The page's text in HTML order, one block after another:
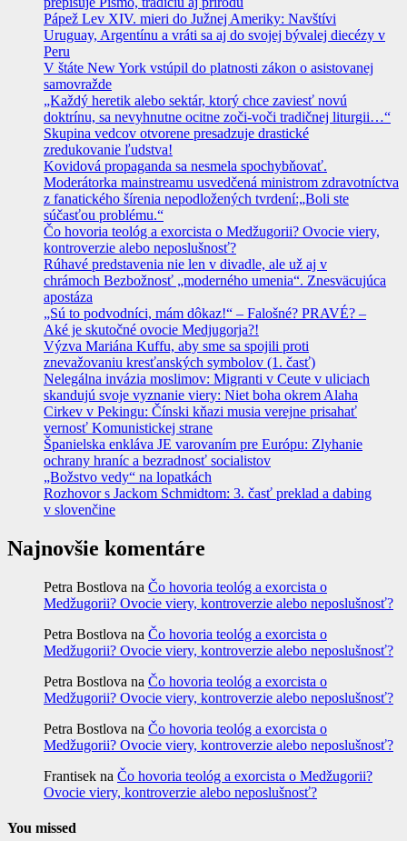
Pápež Lev XIV. mieri do Južnej Ameriky: Navštívi
Uruguay, Argentínu a vráti sa aj do svojej bývalej diecézy v
Peru
V štáte New York vstúpil do platnosti zákon o asistovanej
samovražde
„Každý heretik alebo sektár, ktorý chce zaviesť novú
doktrínu, sa nevyhnutne ocitne zoči-voči tradičnej liturgii…“
Skupina vedcov otvorene presadzuje drastické
zredukovanie ľudstva!
Kovidová propaganda sa nesmela spochybňovať.
Moderátorka mainstreamu usvedčená ministrom zdravotníctva
z fanatického šírenia nepodložených tvrdení:„Boli ste
súčasťou problému.“
Čo hovoria teológ a exorcista o Medžugorii? Ovocie viery,
kontroverzie alebo neposlušnosť?
Rúhavé predstavenia nie len v divadle, ale už aj v
chrámoch Bezbožnosť „moderného umenia“. Znesväcujúca
apostáza
„Sú to podvodníci, mám dôkaz!“ – Falošné? PRAVÉ? –
Aké je skutočné ovocie Medjugorja?!
Výzva Mariána Kuffu, aby sme sa spojili proti
znevažovaniu kresťanských symbolov (1. časť)
Nelegálna invázia moslimov: Migranti v Ceute v uliciach
skandujú svoje vyznanie viery: Niet boha okrem Alaha
Cirkev v Pekingu: Čínski kňazi musia verejne prisahať
vernosť Komunistickej strane
Španielska enkláva JE varovaním pre Európu: Zlyhanie
ochrany hraníc a bezradnosť socialistov
„Božstvo vedy“ na lopatkách
Rozhovor s Jackom Schmidtom: 3. časť preklad a dabing
v slovenčine
Najnovšie komentáre
Petra Bostlova na Čo hovoria teológ a exorcista o
Medžugorii? Ovocie viery, kontroverzie alebo neposlušnosť?
Petra Bostlova na Čo hovoria teológ a exorcista o
Medžugorii? Ovocie viery, kontroverzie alebo neposlušnosť?
Petra Bostlova na Čo hovoria teológ a exorcista o
Medžugorii? Ovocie viery, kontroverzie alebo neposlušnosť?
Petra Bostlova na Čo hovoria teológ a exorcista o
Medžugorii? Ovocie viery, kontroverzie alebo neposlušnosť?
Frantisek na Čo hovoria teológ a exorcista o Medžugorii?
Ovocie viery, kontroverzie alebo neposlušnosť?
You missed